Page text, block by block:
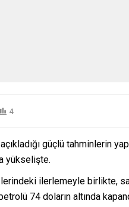
4
güçlü tahminlerin
yükselişte.
ilerlemeyle birlikte,
74 doların altında